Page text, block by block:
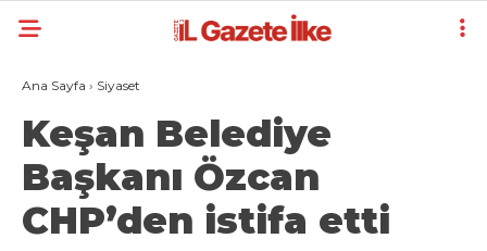
Ana Sayfa › Siyaset
Keşan Belediye
Başkanı Özcan
CHP’den istifa etti